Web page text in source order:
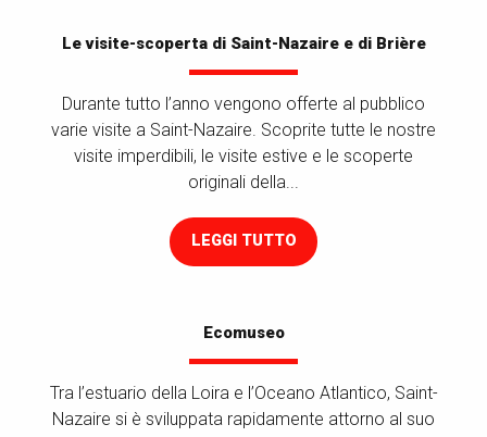
Le visite-scoperta di Saint-Nazaire e di Brière
Durante tutto l’anno vengono offerte al pubblico
varie visite a Saint-Nazaire. Scoprite tutte le nostre
visite imperdibili, le visite estive e le scoperte
originali della...
LEGGI TUTTO
Ecomuseo
Tra l’estuario della Loira e l’Oceano Atlantico, Saint-
Nazaire si è sviluppata rapidamente attorno al suo